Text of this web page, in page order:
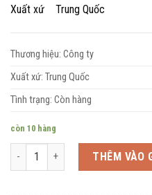
Xuất xứ Trung Quốc
Thương hiệu: Công ty
Xuất xứ: Trung Quốc
Tình trạng: Còn hàng
còn 10 hàng
Số lượng THÊM VÀO